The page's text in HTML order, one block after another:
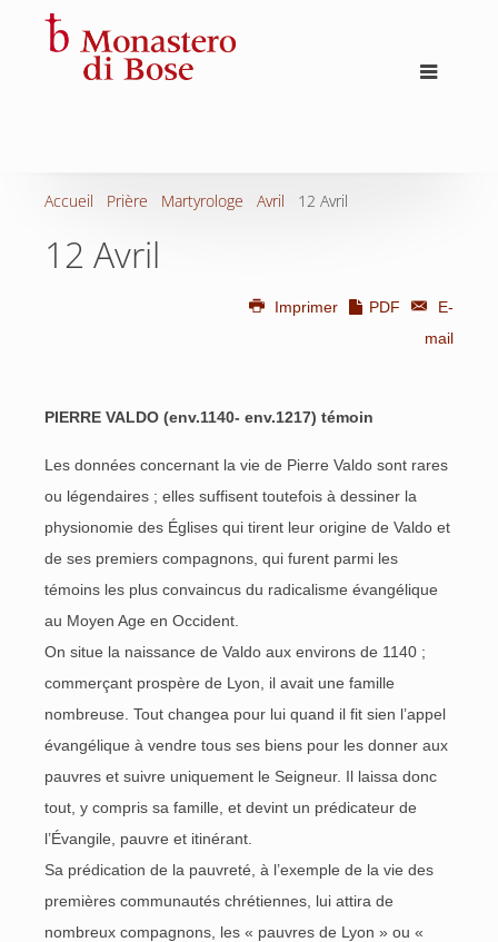
Accueil Prière Martyrologe Avril 12 Avril
12 Avril
Imprimer PDF
E-
mail
PIERRE VALDO (env.1140- env.1217) témoin
Les données concernant la vie de Pierre Valdo sont rares
ou légendaires ; elles suffisent toutefois à dessiner la
physionomie des Églises qui tirent leur origine de Valdo et
de ses premiers compagnons, qui furent parmi les
témoins les plus convaincus du radicalisme évangélique
au Moyen Age en Occident.
On situe la naissance de Valdo aux environs de 1140 ;
commerçant prospère de Lyon, il avait une famille
nombreuse. Tout changea pour lui quand il fit sien l’appel
évangélique à vendre tous ses biens pour les donner aux
pauvres et suivre uniquement le Seigneur. Il laissa donc
tout, y compris sa famille, et devint un prédicateur de
l’Évangile, pauvre et itinérant.
Sa prédication de la pauvreté, à l’exemple de la vie des
premières communautés chrétiennes, lui attira de
nombreux compagnons, les « pauvres de Lyon » ou «